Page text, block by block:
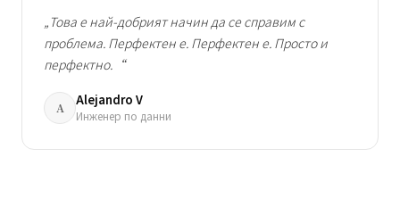
„Това е най-добрият начин да се справим с
проблема. Перфектен е. Перфектен е. Просто и
перфектно.“
A Alejandro V
Инженер по данни